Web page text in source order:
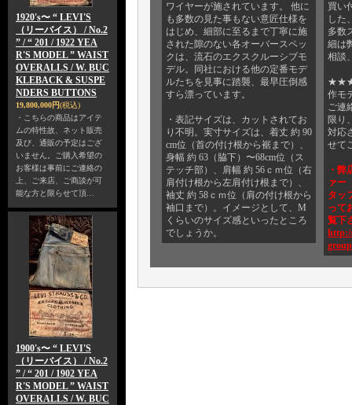
1920's〜 “ LEVI'S
（リーバイス） / No.2
” / “ 201 / 1922 YEA
R'S MODEL ” WAIST
OVERALLS / W. BUC
KLEBACK & SUSPE
NDERS BUTTONS
19,800,000円(税込)
・こちらの商品はアイテ
ムの特性故、ネット販売
及び、通販の予定はござ
いません。ご購入希望の
お客様は事前にご連絡の
上、ご来店、ご商談が可
能な方と限らせて頂…
1900's〜 “ LEVI'S
（リーバイス） / No.2
” / “ 201 / 1902 YEA
R'S MODEL ” WAIST
OVERALLS / W. BUC
ワイヤーが施されています。 他に
も多数の見た事もない意匠仕様を
はじめ、細部に至るまで丁寧に施
された隙のない各オーバースペッ
クは、流石のエクスクルーシブモ
デル。同社における他の定番モデ
ルたちを見事に踏襲、最早圧倒感
すら漂っています。
・表記サイズは、カットされてお
り不明。実寸サイズは、着丈 約 90
cm位（首の付け根から裾まで）、
身幅 約 63（脇下）〜68cm位（ス
テッチ部）、肩幅 約 56ｃｍ位（右
肩付け根から左肩付け根まで）、
袖丈 約 58ｃｍ位（肩の付け根から
袖口まで）。イメージとして、M
くらいのサイズ感といったところ
でしょうか。
買い
した
多数
細は
相談
★★★
作モ
ご連
限り
対応
せて
・弊
ァー
タッ
って
覧下